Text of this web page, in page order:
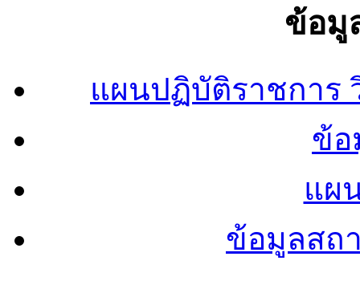
ข้อมู
แผนปฏิบัติราชการ
ข้อ
แผ
ข้อมูลสถ